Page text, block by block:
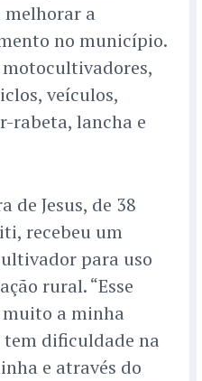
a
no município.
veículos,
rabeta, lancha e
de Jesus, de 38
recebeu um
para uso
rural. “Esse
a minha
tem dificuldade na
e através do